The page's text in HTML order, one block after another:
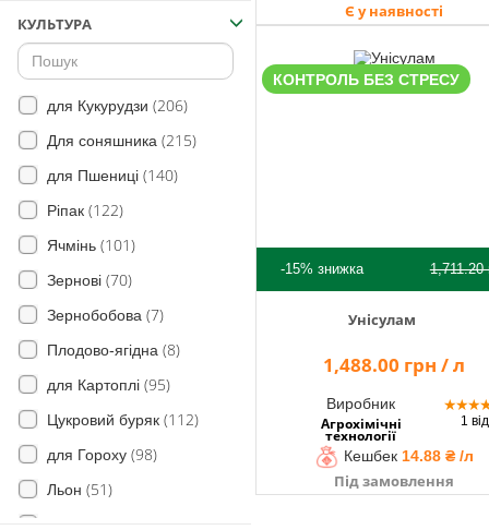
Цикорій дикий
Злинка канадська(34)
Сокирки польові(30)
Дзвінець(3)
Овес дикий (вівсюг)
Грястиця збірна
Егілопс циліндричний
Кипець гребінчастий
Ячмінь мишачий(13)
Падалиця культурних злаків
(41)
КУЛЬТУРА
для Кукурудзи (206)
Для соняшника (215)
для Пшениці (140)
Ріпак (122)
Ячмінь (101)
Зернові (70)
Зернобобова (7)
Плодово-ягідна (8)
для Картоплі (95)
Цукровий буряк (112)
для Гороху (98)
Льон (51)
Є у наявності
КОНТРОЛЬ БЕЗ СТРЕСУ
-15% знижка 1,711.20
Унісулам
1,488.00 грн / л
Виробник
Агрохімічні
технології
★★★
1
Кешбек 14.88 ₴ /л
Під замовлення